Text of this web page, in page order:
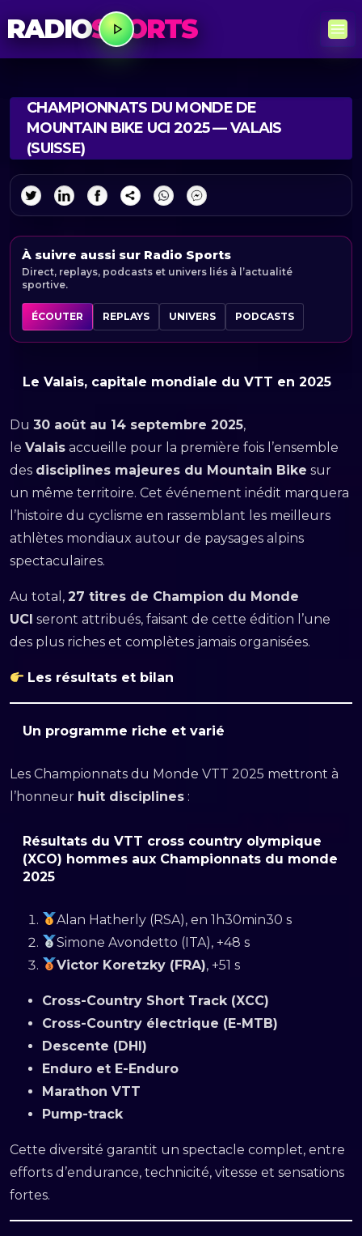
RADIOSPORTS
CHAMPIONNATS DU MONDE DE
MOUNTAIN BIKE UCI 2025 — VALAIS
(SUISSE)
À suivre aussi sur Radio Sports
Direct, replays, podcasts et univers liés à l’actualité
sportive.
ÉCOUTER REPLAYS UNIVERS PODCASTS
Le Valais, capitale mondiale du VTT en 2025
Du 30 août au 14 septembre 2025,
le Valais accueille pour la première fois l’ensemble
des disciplines majeures du Mountain Bike sur
un même territoire. Cet événement inédit marquera
l’histoire du cyclisme en rassemblant les meilleurs
athlètes mondiaux autour de paysages alpins
spectaculaires.
Au total, 27 titres de Champion du Monde
UCI seront attribués, faisant de cette édition l’une
des plus riches et complètes jamais organisées.
Les résultats et bilan
Un programme riche et varié
Les Championnats du Monde VTT 2025 mettront à
l’honneur huit disciplines :
Résultats du VTT cross country olympique
(XCO) hommes aux Championnats du monde
2025
Alan Hatherly (RSA), en 1h30min30 s
Simone Avondetto (ITA), +48 s
Victor Koretzky (FRA), +51 s
Cross-Country Short Track (XCC)
Cross-Country électrique (E-MTB)
Descente (DHI)
Enduro et E-Enduro
Marathon VTT
Pump-track
Cette diversité garantit un spectacle complet, entre
efforts d’endurance, technicité, vitesse et sensations
fortes.